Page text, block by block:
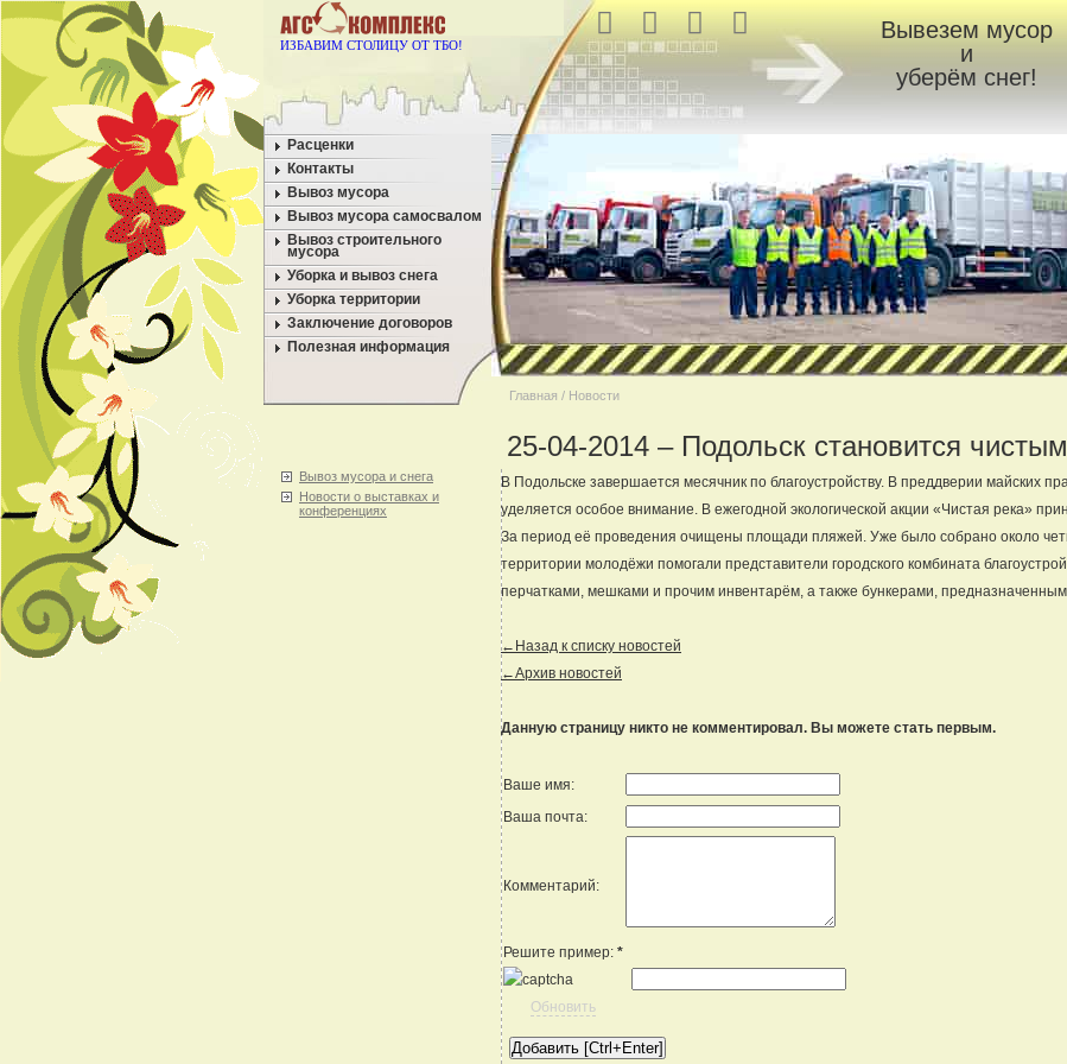
ИЗБАВИМ СТОЛИЦУ ОТ ТБО!
Вывезем мусор
и
уберём снег!
Расценки
Контакты
Вывоз мусора
Вывоз мусора самосвалом
Вывоз строительного
мусора
Уборка и вывоз снега
Уборка территории
Заключение договоров
Полезная информация
Главная / Новости
25-04-2014 – Подольск становится чистым
Вывоз мусора и снега
Новости о выставках и
конференциях
В Подольске завершается месячник по благоустройству. В преддверии майских
уделяется особое внимание. В ежегодной экологической акции «Чистая река»
За период её проведения очищены площади пляжей. Уже было собрано около
территории молодёжи помогали представители городского комбината
перчатками, мешками и прочим инвентарём, а также бункерами,
←Назад к списку новостей
←Архив новостей
Данную страницу никто не комментировал. Вы можете стать первым.
Ваше имя:
Ваша почта:
Комментарий:
Решите пример: *
Обновить